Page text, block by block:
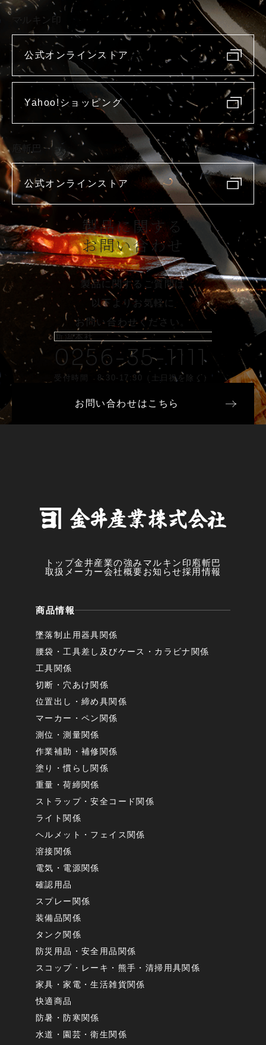
マルキン印
公式オンラインストア
Yahoo!ショッピング
庖斬巴
公式オンラインストア
製品に関する
お問い合わせ
製品に関するご質問は
以下よりお気軽に
お問い合わせください。
新潟本社
0256-35-1111
受付時間 8:30-17:30（土日祝を除く）
お問い合わせはこちら
トップ金井産業の強み マルキン印 庖斬巴
取扱メーカー会社概要お知らせ採用情報
商品情報
墜落制止用器具関係
腰袋・工具差し及びケース・カラビナ関係
工具関係
切断・穴あけ関係
位置出し・締め具関係
マーカー・ペン関係
測位・測量関係
作業補助・補修関係
塗り・慣らし関係
重量・荷締関係
ストラップ・安全コード関係
ライト関係
ヘルメット・フェイス関係
溶接関係
電気・電源関係
確認用品
スプレー関係
装備品関係
タンク関係
防災用品・安全用品関係
スコップ・レーキ・熊手・清掃用具関係
家具・家電・生活雑貨関係
快適商品
防暑・防寒関係
水道・園芸・衛生関係